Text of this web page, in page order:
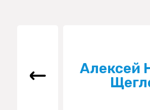
Алексей